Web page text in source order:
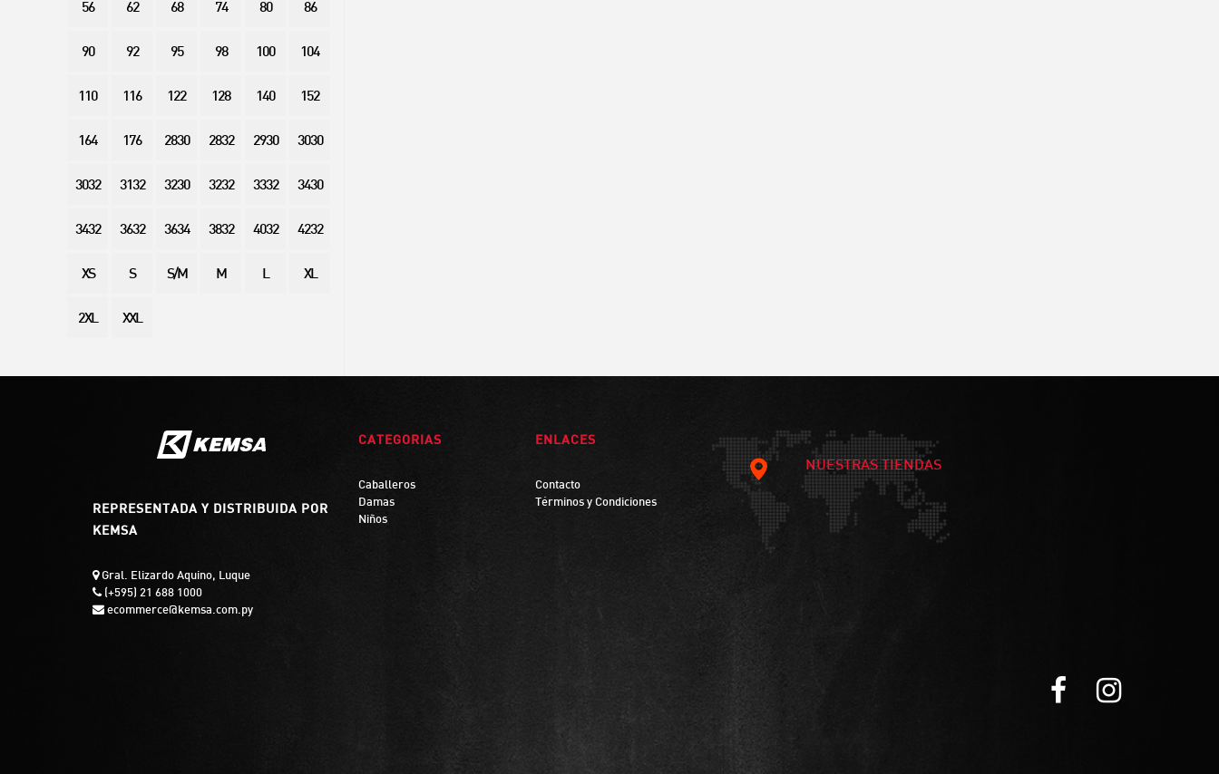
56 62 68 74 80 86
90 92 95 98 100 104
110 116 122 128 140 152
164 176 2830 2832 2930 3030
3032 3132 3230 3232 3332 3430
3432 3632 3634 3832 4032 4232
XS S S/M M L XL
2XL XXL
REPRESENTADA Y DISTRIBUIDA POR
KEMSA
Gral. Elizardo Aquino, Luque
(+595) 21 688 1000
ecommerce@kemsa.com.py
CATEGORIAS
Caballeros
Damas
Niños
ENLACES
Contacto
Términos y Condiciones
NUESTRAS TIENDAS